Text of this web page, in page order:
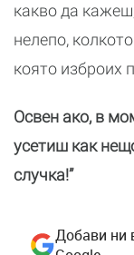
какво да
нелепо,
която изброих
Освен ако, в
усетиш как
случка!”
Добави ни